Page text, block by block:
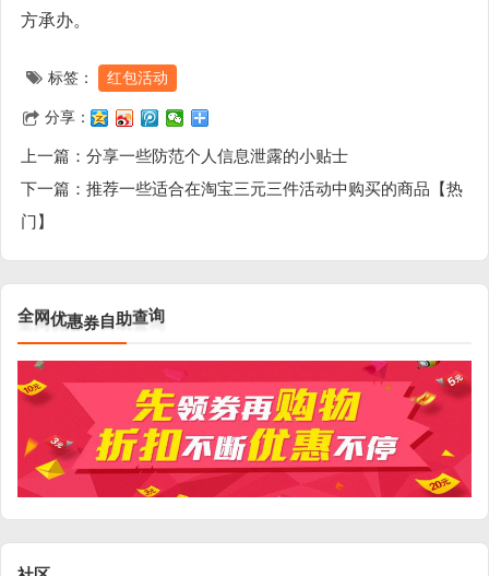
方承办。
标签： 红包活动
分享：
上一篇： 分享一些防范个人信息泄露的小贴士
下一篇： 推荐一些适合在淘宝三元三件活动中购买的商品【热
门】
全网优惠券 自助查询